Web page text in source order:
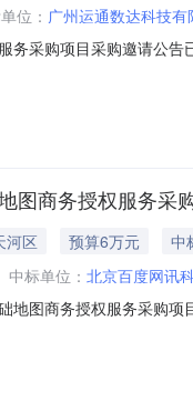
位： 广州运通数达科技有
务采购项目采购邀请公
图商务授权服务采
河区 预算6万元
中
中标单位： 北京百度网讯
地图商务授权服务采购
地图商务授权服务一年
成交金额成交